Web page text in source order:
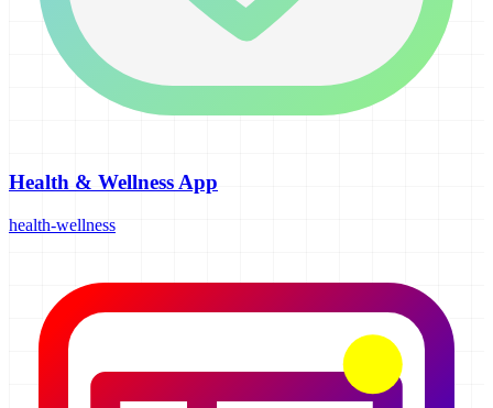
Health & Wellness App
health-wellness